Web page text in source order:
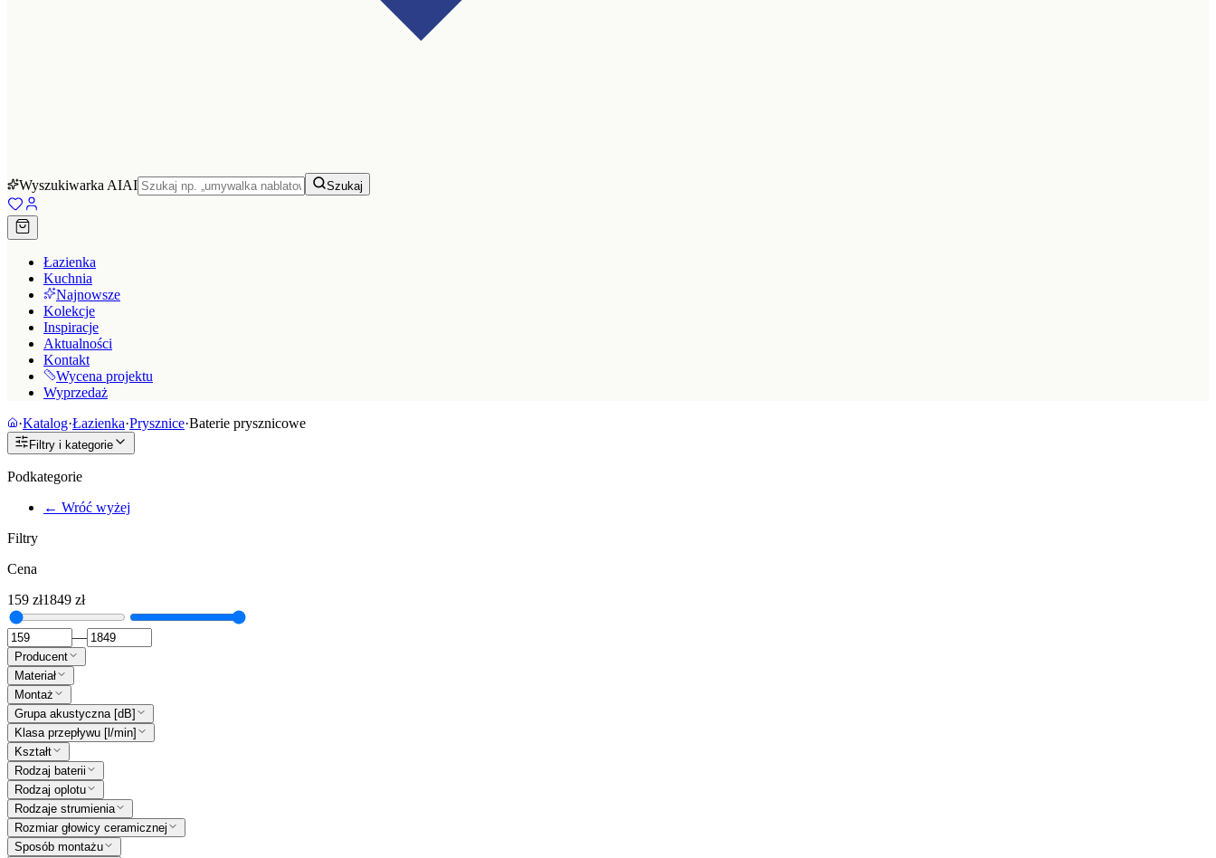
Wyszukiwarka AIAI Szukaj
Łazienka
Kuchnia
Najnowsze
Kolekcje
Inspiracje
Aktualności
Kontakt
Wycena projektu
Wyprzedaż
·Katalog·Łazienka·Prysznice·Baterie prysznicowe
Filtry i kategorie
Podkategorie
← Wróć wyżej
Filtry
Cena
159 zł1849 zł
—
Producent
Materiał
Montaż
Grupa akustyczna [dB]
Klasa przepływu [l/min]
Kształt
Rodzaj baterii
Rodzaj oplotu
Rodzaje strumienia
Rozmiar głowicy ceramicznej
Sposób montażu